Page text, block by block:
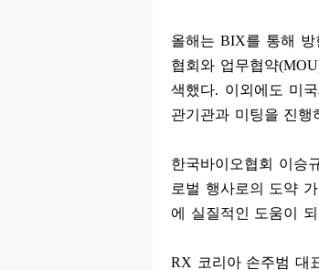
올해는 BIX를 통해 방
협회와 업무협약
색했다. 이외에도 미
관기관과 미팅을 진
한국바이오협회 이승
로벌 행사로의 도약
에 실질적인 도움이
RX 코리아 손주범 대